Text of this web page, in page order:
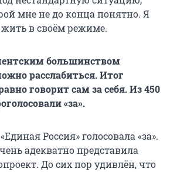
мне не до конца понятно. Я
в своём режиме.
большинством
расслабиться. Итог
говорит сам за себя. Из 450
«за».
Россия» голосовала «за».
адекватно представила
До сих пор удивлён, что